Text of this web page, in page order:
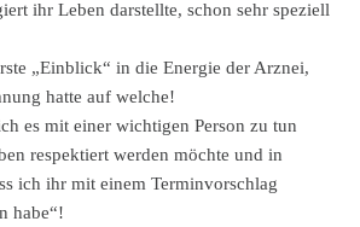
ihr Leben darstellte, schon sehr speziell
„Einblick“ in die Energie der Arznei,
hatte auf welche!
es mit einer wichtigen Person zu tun
respektiert werden möchte und in
ich ihr mit einem Terminvorschlag
habe“!